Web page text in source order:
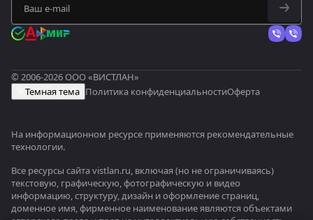
© 2006-2026 ООО «ВИСТЛАН»
Темная тема Политика конфиденциальностиОферта
На информационном ресурсе применяются рекомендательные
технологии.
Все ресурсы сайта vistlan.ru, включая (но не ограничиваясь)
текстовую, графическую, фотографическую и видео
информацию, структуру, дизайн и оформление страниц,
доменное имя, фирменное наименование являются объектами